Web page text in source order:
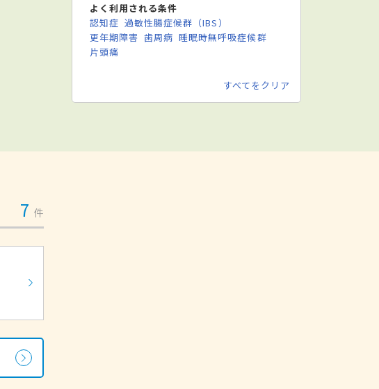
よく利用される条件
認知症 過敏性腸症候群（IBS）
更年期障害 歯周病 睡眠時無呼吸症候群
片頭痛
すべてをクリア
7 件